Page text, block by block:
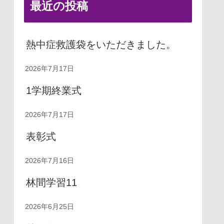
最近の投稿
熱中症救護袋をいただきました。
2026年7月17日
1学期終業式
2026年7月17日
表彰式
2026年7月16日
林間学習11
2026年6月25日